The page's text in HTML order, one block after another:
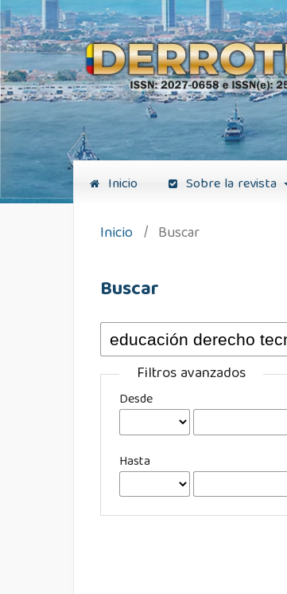
Inicio Sobre la revista
Inicio / Buscar
Buscar
Filtros avanzados
Desde
Hasta